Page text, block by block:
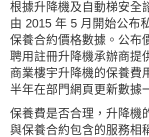
根據升降機及自動梯安全
由 2015 年 5 月開始公布
保養合約價格數據。公布
聘用註冊升降機承辦商提
商業樓宇升降機的保養費
半年在部門網頁更新數據
保養費是否合理，升降機
與保養合約包含的服務相